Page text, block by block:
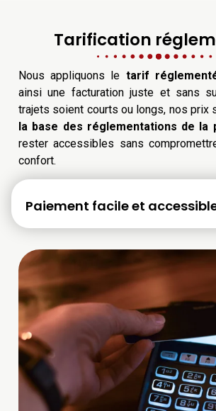
Tarification
Nous appliquons le tarif
ainsi une facturation juste et sans
trajets soient courts ou longs, nos prix
la base des réglementations de la
rester accessibles sans
confort.
Paiement facile et